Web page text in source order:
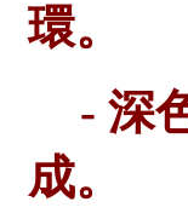
環。
- 深
成。